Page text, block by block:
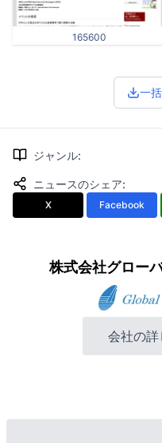
165600
一
ジャンル:
ニュースのシェア:
X Facebook
株式会社グロー
会社の詳